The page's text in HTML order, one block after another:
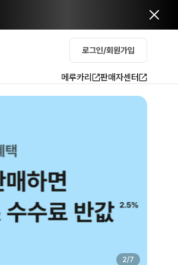
로그인/회원가입
메루카리 판매자센터
2/7